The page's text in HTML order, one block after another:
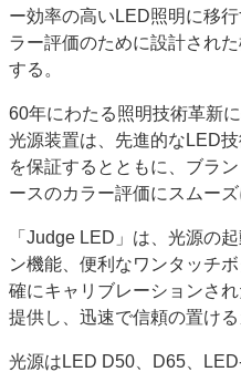
特集記事カテゴリー一覧
2022 見える化・MIS特集
JAPAN PACK 2023 特集
中古印刷
特集・デジタル印刷 ～ 新成長軌道を
案内
発刊案内
JFPI印刷用語集
運営
会社案内
購読・購入申し
ー効率の高いLED照明に移
ラー評価のために設計され
する。
60年にわたる照明技術革新
光源装置は、先進的なLED
を保証するとともに、ブラ
ースのカラー評価にスムー
「Judge LED」は、光源の
ン機能、便利なワンタッチ
確にキャリブレーションさ
提供し、迅速で信頼の置ける
光源はLED D50、D65、